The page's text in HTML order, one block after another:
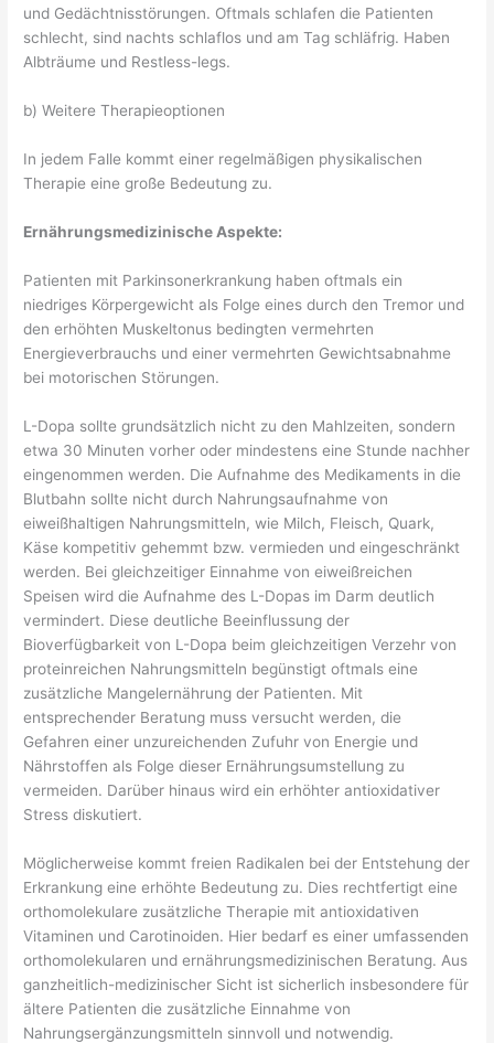
und Gedächtnisstörungen. Oftmals schlafen die Patienten
schlecht, sind nachts schlaflos und am Tag schläfrig. Haben
Albträume und Restless-legs.
b) Weitere Therapieoptionen
In jedem Falle kommt einer regelmäßigen physikalischen
Therapie eine große Bedeutung zu.
Ernährungsmedizinische Aspekte:
Patienten mit Parkinsonerkrankung haben oftmals ein
niedriges Körpergewicht als Folge eines durch den Tremor und
den erhöhten Muskeltonus bedingten vermehrten
Energieverbrauchs und einer vermehrten Gewichtsabnahme
bei motorischen Störungen.
L-Dopa sollte grundsätzlich nicht zu den Mahlzeiten, sondern
etwa 30 Minuten vorher oder mindestens eine Stunde nachher
eingenommen werden. Die Aufnahme des Medikaments in die
Blutbahn sollte nicht durch Nahrungsaufnahme von
eiweißhaltigen Nahrungsmitteln, wie Milch, Fleisch, Quark,
Käse kompetitiv gehemmt bzw. vermieden und eingeschränkt
werden. Bei gleichzeitiger Einnahme von eiweißreichen
Speisen wird die Aufnahme des L-Dopas im Darm deutlich
vermindert. Diese deutliche Beeinflussung der
Bioverfügbarkeit von L-Dopa beim gleichzeitigen Verzehr von
proteinreichen Nahrungsmitteln begünstigt oftmals eine
zusätzliche Mangelernährung der Patienten. Mit
entsprechender Beratung muss versucht werden, die
Gefahren einer unzureichenden Zufuhr von Energie und
Nährstoffen als Folge dieser Ernährungsumstellung zu
vermeiden. Darüber hinaus wird ein erhöhter antioxidativer
Stress diskutiert.
Möglicherweise kommt freien Radikalen bei der Entstehung der
Erkrankung eine erhöhte Bedeutung zu. Dies rechtfertigt eine
orthomolekulare zusätzliche Therapie mit antioxidativen
Vitaminen und Carotinoiden. Hier bedarf es einer umfassenden
orthomolekularen und ernährungsmedizinischen Beratung. Aus
ganzheitlich-medizinischer Sicht ist sicherlich insbesondere für
ältere Patienten die zusätzliche Einnahme von
Nahrungsergänzungsmitteln sinnvoll und notwendig.